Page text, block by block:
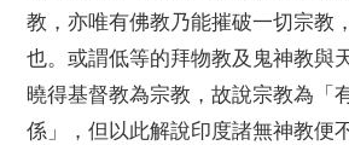
教 ，亦唯有佛教乃能摧破一切宗教
也。或謂低等的拜物教及鬼神教與
曉得基督教為宗教 ，故說宗教為 「
係 」，但以此解說印度諸無神教便